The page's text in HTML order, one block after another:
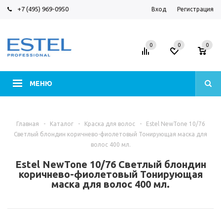
+7 (495) 969-0950 Вход Регистрация
МЕНЮ
0 0 0
Главная - Каталог - Краска для волос -
Estel NewTone 10/76
Светлый блондин коричнево-фиолетовый Тонирующая маска для
волос 400 мл.
Estel NewTone 10/76 Светлый блондин
коричнево-фиолетовый Тонирующая
маска для волос 400 мл.